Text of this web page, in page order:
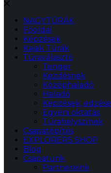
NAGYTÚRÁK
Főoldal
Képzések
Kajak Túrák
Túraválasztó
Tenger
Kezdésnek
Középhaladó
Haladó
Képzések,
Egyéni oktatás
Túrahelyszínek
Csapatépítés
EXPLORERS SHOP
Blog
Csapatunk
Partnereink